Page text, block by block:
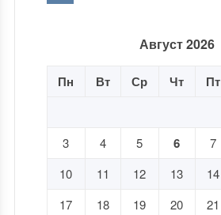
Август 2026
Пн Вт Ср Чт Пт
3
4 5 6 7
10
11 12 13 14
17
18 19 20 21